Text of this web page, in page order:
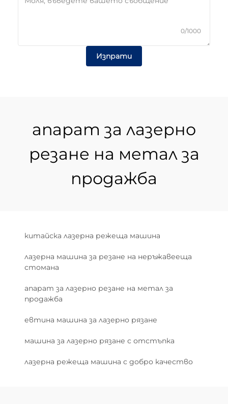
0/1000
Изпрати
апарат за лазерно
резане на метал за
продажба
китайска лазерна режеща машина
лазерна машина за резане на неръжавееща
стомана
апарат за лазерно резане на метал за
продажба
евтина машина за лазерно рязане
машина за лазерно рязане с отстъпка
лазерна режеща машина с добро качество